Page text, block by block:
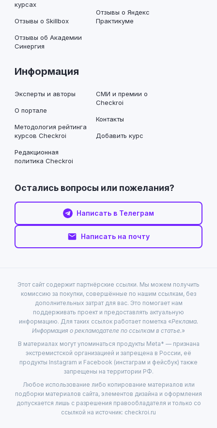
курсах
Отзывы о Skillbox
Отзывы об Академии
Синергия
Отзывы о Яндекс
Практикуме
Информация
Эксперты и авторы
О портале
Методология рейтинга
курсов Checkroi
Редакционная
политика Checkroi
СМИ и премии о
Checkroi
Контакты
Добавить курс
Остались вопросы или пожелания?
Написать в Телеграм
Написать на почту
Этот сайт содержит партнёрские ссылки. Мы можем получить
комиссию за покупки, совершённые по нашим ссылкам, без
дополнительных затрат для вас. Это помогает нам
поддерживать проект и предоставлять актуальную
информацию. Для таких ссылок работает пометка «Реклама.
Информация о рекламодателе по ссылкам в статье.»
В материалах могут упоминаться продукты Meta* — признана
экстремистской организацией и запрещена в России, её
продукты Instagram и Facebook (инстаграм и фейсбук) также
запрещены на территории РФ.
Любое использование либо копирование материалов или
подборки материалов сайта, элементов дизайна и оформления
допускается лишь с разрешения правообладателя и только со
ссылкой на источник: checkroi.ru